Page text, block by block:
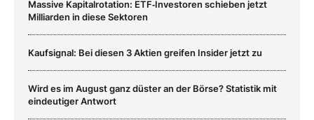
Massive Kapitalrotation: ETF‑Investoren schieben jetzt
Milliarden in diese Sektoren
Kaufsignal: Bei diesen 3 Aktien greifen Insider jetzt zu
Wird es im August ganz düster an der Börse? Statistik mit
eindeutiger Antwort